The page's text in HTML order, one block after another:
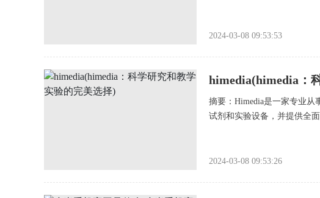
2024-03-08 09:53:53
himedia(himedia：
摘要：Himedia是一家专业
试剂和实验设备，并提供全
2024-03-08 09:53:26